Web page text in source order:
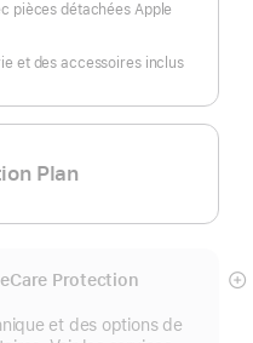
pièces détachées Apple
et des accessoires inclus
Plan
Protection
et des options de